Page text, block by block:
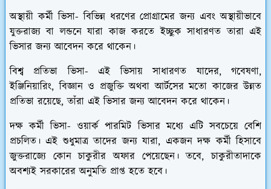
অস্থায়ী কর্মী ভিসা-বিভিন্ন ধরণের প্রোগ্রামের জন্য এবং অস্থায়ীভাবে
যুক্তরাজ্য বা লন্ডনে যারা কাজ করতে ইচ্ছুক সাধারণত তারা এই
ভিসার জন্য আবেদন করে থাকেন।
বিশ্ব প্রতিভা ভিসা- এই ভিসায় সাধারণত যাদের, গবেষণা,
ইঞ্জিনিয়ারিং, বিজ্ঞান ও প্রজুক্তি অথবা আর্টসের মতো কাজের উন্নত
প্রতিভা রয়েছে, তাঁরা এই ভিসার জন্য আবেদন করে থাকেন।
দক্ষ কর্মী ভিসা- ওয়ার্ক পারমিট ভিসার মধ্যে এটি সবচেয়ে বেশি
প্রচলিত। এই শুধুমাত্র তাদের জন্য যারা, একজন দক্ষ কর্মী হিসাবে
জুক্তরাজ্যে কোন চাকুরীর অফার পেয়েছেন। তবে, চাকুরীতাদাকে
অবশ্যই সরকারের অনুমতি প্রাপ্ত হতে হবে।